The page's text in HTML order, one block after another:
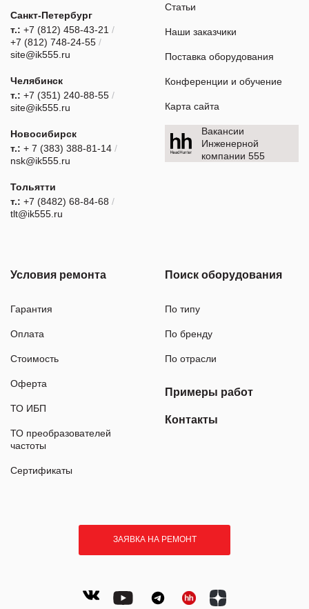
Санкт-Петербург
т.: +7 (812) 458-43-21 /
+7 (812) 748-24-55 /
site@ik555.ru
Челябинск
т.: +7 (351) 240-88-55 /
site@ik555.ru
Новосибирск
т.: + 7 (383) 388-81-14 /
nsk@ik555.ru
Тольятти
т.: +7 (8482) 68-84-68 /
tlt@ik555.ru
Статьи
Наши заказчики
Поставка оборудования
Конференции и обучение
Карта сайта
Вакансии
Инженерной
компании 555
Условия ремонта
Гарантия
Оплата
Стоимость
Оферта
ТО ИБП
ТО преобразователей
частоты
Сертификаты
Поиск оборудования
По типу
По бренду
По отрасли
Примеры работ
Контакты
ЗАЯВКА НА РЕМОНТ